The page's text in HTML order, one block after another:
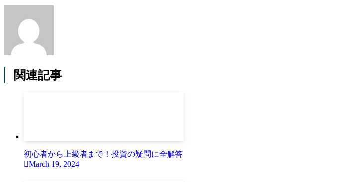
関連記事
初心者から上級者まで！投資の疑問に全解答
March 19, 2024